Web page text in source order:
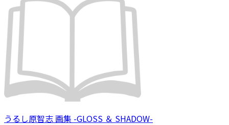
うるし原智志 画集 -GLOSS ＆ SHADOW-